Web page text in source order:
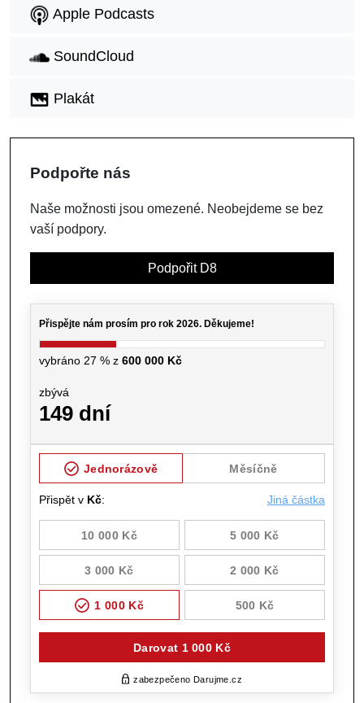
Apple Podcasts
SoundCloud
Plakát
Podpořte nás
Naše možnosti jsou omezené. Neobejdeme se bez
vaší podpory.
Podpořit D8